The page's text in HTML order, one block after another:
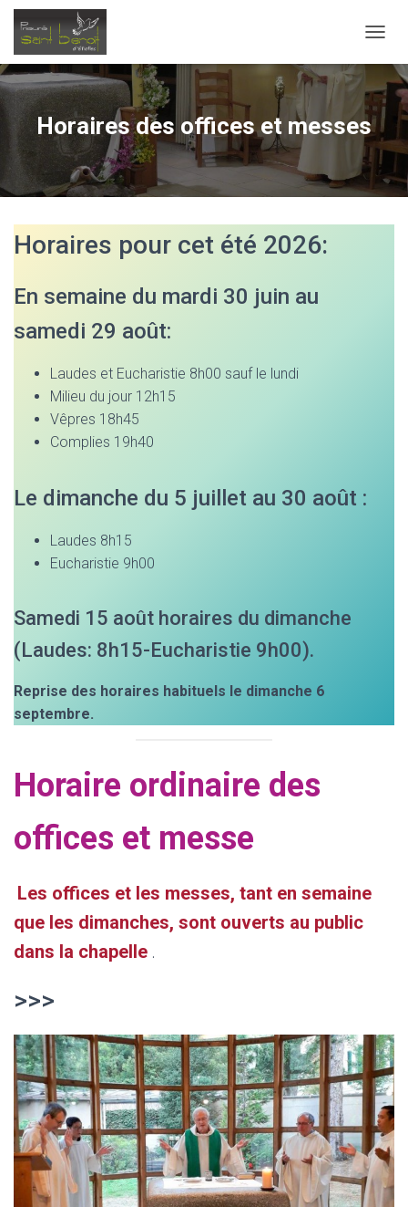
Horaires des offices et messes
Horaires pour cet été 2026:
En semaine du mardi 30 juin au
samedi 29 août:
Laudes et Eucharistie 8h00 sauf le lundi
Milieu du jour 12h15
Vêpres 18h45
Complies 19h40
Le dimanche du 5 juillet au 30 août :
Laudes 8h15
Eucharistie 9h00
Samedi 15 août horaires du dimanche
(Laudes: 8h15-Eucharistie 9h00).
Reprise des horaires habituels le dimanche 6
septembre.
Horaire ordinaire des
offices et messe
Les offices et les messes, tant en semaine
que les dimanches, sont ouverts au public
dans la chapelle .
>>>